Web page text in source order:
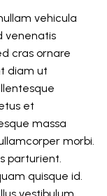
vehicula
venenatis
cras ornare
diam ut
et
massa
morbi.
parturient.
quisque id.